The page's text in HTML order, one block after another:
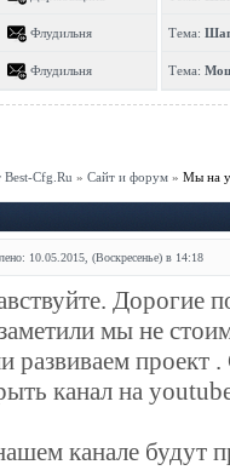
Флудильня
Флудильня
Тема:
Тема:
Best-Cfg.Ru » Сайт и форум » Мы на
10.05.2015, (Воскресенье) в 14:18
Дорогие
мы не
развиваем проект
канал на
канале будут